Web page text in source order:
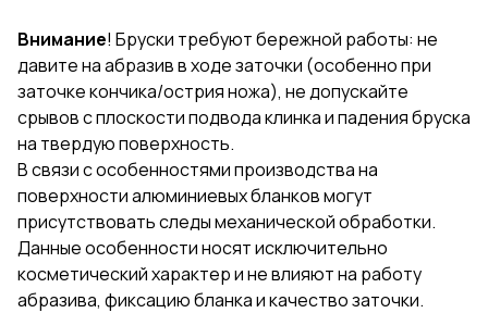
Внимание! Бруски требуют бережной работы: не
давите на абразив в ходе заточки (особенно при
заточке кончика/острия ножа), не допускайте
срывов с плоскости подвода клинка и падения бруска
на твердую поверхность.
В связи с особенностями производства на
поверхности алюминиевых бланков могут
присутствовать следы механической обработки.
Данные особенности носят исключительно
косметический характер и не влияют на работу
абразива, фиксацию бланка и качество заточки.